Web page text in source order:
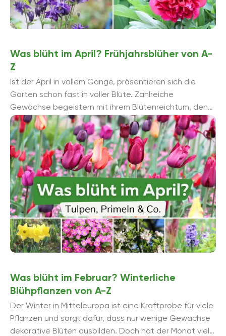
Was blüht im April? Frühjahrsblüher von A-
Z
Ist der April in vollem Gange, präsentieren sich die
Gärten schon fast in voller Blüte. Zahlreiche
Gewächse begeistern mit ihrem Blütenreichtum, den
unterschiedlichsten Farben und ...
Was blüht im Februar? Winterliche
Blühpflanzen von A-Z
Der Winter in Mitteleuropa ist eine Kraftprobe für viele
Pflanzen und sorgt dafür, dass nur wenige Gewächse
dekorative Blüten ausbilden. Doch hat der Monat viele